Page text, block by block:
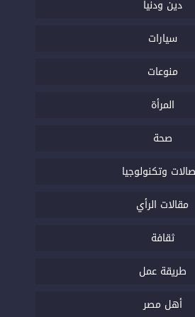
دين ودنيا
سيارات
منوعات
المرأة
صحة
وتكنولوجيا
مقالات الرأي
ثقافة
طريقة عمل
أهل مصر